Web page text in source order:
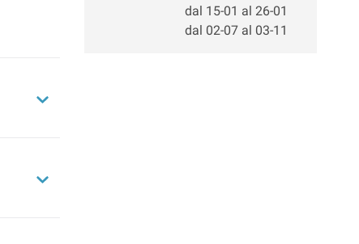
dal 15-01 al 26-01
dal 02-07 al 03-11